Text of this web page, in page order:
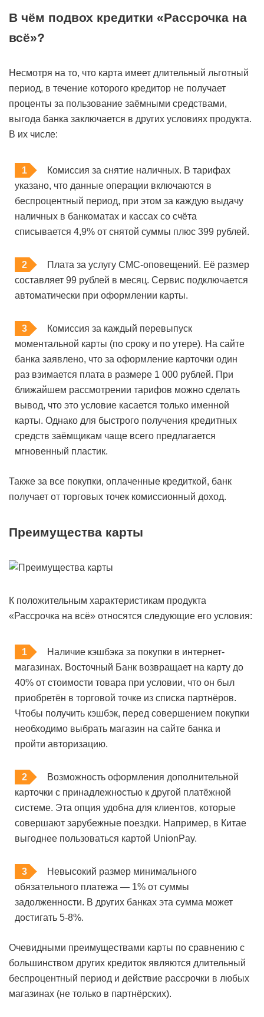
В чём подвох кредитки «Рассрочка на
всё»?
Несмотря на то, что карта имеет длительный льготный
период, в течение которого кредитор не получает
проценты за пользование заёмными средствами,
выгода банка заключается в других условиях продукта.
В их числе:
Комиссия за снятие наличных. В тарифах
указано, что данные операции включаются в
беспроцентный период, при этом за каждую выдачу
наличных в банкоматах и кассах со счёта
списывается 4,9% от снятой суммы плюс 399 рублей.
Плата за услугу СМС-оповещений. Её размер
составляет 99 рублей в месяц. Сервис подключается
автоматически при оформлении карты.
Комиссия за каждый перевыпуск
моментальной карты (по сроку и по утере). На сайте
банка заявлено, что за оформление карточки один
раз взимается плата в размере 1 000 рублей. При
ближайшем рассмотрении тарифов можно сделать
вывод, что это условие касается только именной
карты. Однако для быстрого получения кредитных
средств заёмщикам чаще всего предлагается
мгновенный пластик.
Также за все покупки, оплаченные кредиткой, банк
получает от торговых точек комиссионный доход.
Преимущества карты
К положительным характеристикам продукта
«Рассрочка на всё» относятся следующие его условия:
Наличие кэшбэка за покупки в интернет-
магазинах. Восточный Банк возвращает на карту до
40% от стоимости товара при условии, что он был
приобретён в торговой точке из списка партнёров.
Чтобы получить кэшбэк, перед совершением покупки
необходимо выбрать магазин на сайте банка и
пройти авторизацию.
Возможность оформления дополнительной
карточки с принадлежностью к другой платёжной
системе. Эта опция удобна для клиентов, которые
совершают зарубежные поездки. Например, в Китае
выгоднее пользоваться картой UnionPay.
Невысокий размер минимального
обязательного платежа — 1% от суммы
задолженности. В других банках эта сумма может
достигать 5-8%.
Очевидными преимуществами карты по сравнению с
большинством других кредиток являются длительный
беспроцентный период и действие рассрочки в любых
магазинах (не только в партнёрских).